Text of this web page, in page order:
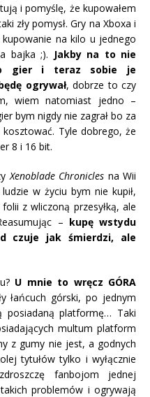
i pomyślę, że kupowałem
zły pomysł. Gry na Xboxa i
na kilo u jednego
bajka ;). Jakby na to nie
gier i teraz sobie je
ogrywał, dobrze to czy
wiem natomiast jedno –
bym nigdy nie zagrał bo za
Tyle dobrego, że
8 i 16 bit.
Xenoblade Chronicles na Wii
w życiu bym nie kupił,
z wliczoną przesyłką, ale
– kupę wstydu
czuje jak śmierdzi, ale
U mnie to wręcz GÓRA
łańcuch górski, po jednym
posiadaną platformę… Taki
multum platform
z gumy nie jest, a godnych
tytułów tylko i wyłącznie
fanbojom jednej
problemów i ogrywają